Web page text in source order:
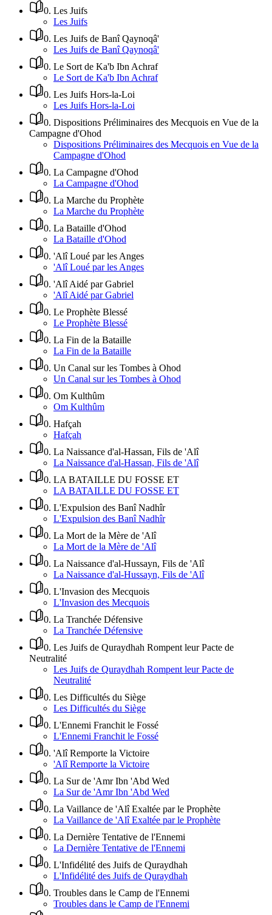
0. Les Juifs
Les Juifs
0. Les Juifs de Banî Qaynoqâ'
Les Juifs de Banî Qaynoqâ'
0. Le Sort de Ka'b Ibn Achraf
Le Sort de Ka'b Ibn Achraf
0. Les Juifs Hors-la-Loi
Les Juifs Hors-la-Loi
0. Dispositions Préliminaires des Mecquois en Vue de la
Campagne d'Ohod
Dispositions Préliminaires des Mecquois en Vue de la
Campagne d'Ohod
0. La Campagne d'Ohod
La Campagne d'Ohod
0. La Marche du Prophète
La Marche du Prophète
0. La Bataille d'Ohod
La Bataille d'Ohod
0. 'Alî Loué par les Anges
'Alî Loué par les Anges
0. 'Alî Aidé par Gabriel
'Alî Aidé par Gabriel
0. Le Prophète Blessé
Le Prophète Blessé
0. La Fin de la Bataille
La Fin de la Bataille
0. Un Canal sur les Tombes à Ohod
Un Canal sur les Tombes à Ohod
0. Om Kulthûm
Om Kulthûm
0. Hafçah
Hafçah
0. La Naissance d'al-Hassan, Fils de 'Alî
La Naissance d'al-Hassan, Fils de 'Alî
0. LA BATAILLE DU FOSSE ET
LA BATAILLE DU FOSSE ET
0. L'Expulsion des Banî Nadhîr
L'Expulsion des Banî Nadhîr
0. La Mort de la Mère de 'Alî
La Mort de la Mère de 'Alî
0. La Naissance d'al-Hussayn, Fils de 'Alî
La Naissance d'al-Hussayn, Fils de 'Alî
0. L'Invasion des Mecquois
L'Invasion des Mecquois
0. La Tranchée Défensive
La Tranchée Défensive
0. Les Juifs de Quraydhah Rompent leur Pacte de
Neutralité
Les Juifs de Quraydhah Rompent leur Pacte de
Neutralité
0. Les Difficultés du Siège
Les Difficultés du Siège
0. L'Ennemi Franchit le Fossé
L'Ennemi Franchit le Fossé
0. 'Alî Remporte la Victoire
'Alî Remporte la Victoire
0. La Sur de 'Amr Ibn 'Abd Wed
La Sur de 'Amr Ibn 'Abd Wed
0. La Vaillance de 'Alî Exaltée par le Prophète
La Vaillance de 'Alî Exaltée par le Prophète
0. La Dernière Tentative de l'Ennemi
La Dernière Tentative de l'Ennemi
0. L'Infidélité des Juifs de Quraydhah
L'Infidélité des Juifs de Quraydhah
0. Troubles dans le Camp de l'Ennemi
Troubles dans le Camp de l'Ennemi